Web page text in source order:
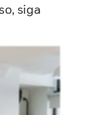
siga